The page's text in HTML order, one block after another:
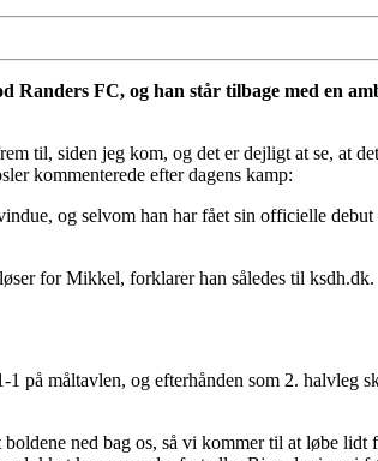
FC, og han står tilbage med en
til, siden jeg kom, og det er dejligt at se, at
kommenterede efter dagens kamp:
og selvom han har fået sin officielle
for Mikkel, forklarer han således til ksdh.dk.
på måltavlen, og efterhånden som 2. halvleg
ned bag os, så vi kommer til at løbe